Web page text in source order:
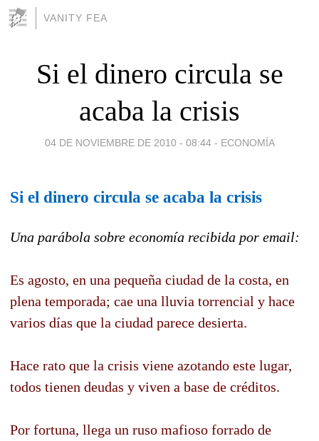
VANITY FEA
Si el dinero circula se
acaba la crisis
04 DE NOVIEMBRE DE 2010 - 08:44 - ECONOMÍA
Si el dinero circula se acaba la crisis
Una parábola sobre economía recibida por email:
Es agosto, en una pequeña ciudad de la costa, en
plena temporada; cae una lluvia torrencial y hace
varios días que la ciudad parece desierta.
Hace rato que la crisis viene azotando este lugar,
todos tienen deudas y viven a base de créditos.
Por fortuna, llega un ruso mafioso forrado de